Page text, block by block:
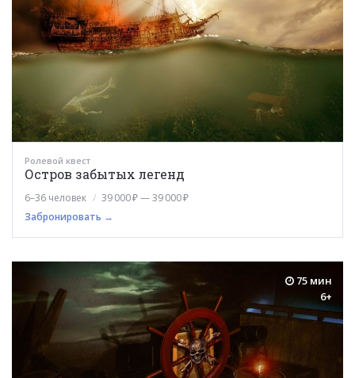
Ролевой квест
Остров забытых легенд
6–36 человек
39 000 ₽ — 39 000 ₽
Забронировать →
75 мин
6+